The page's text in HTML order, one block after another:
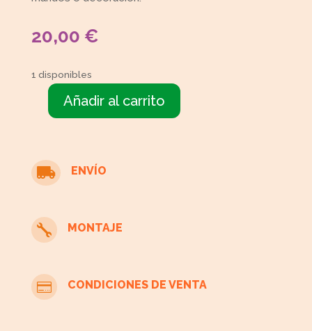
20,00 €
1 disponibles
Mesa
cantidad
Añadir al carrito
 ENVÍO
 MONTAJE
 CONDICIONES DE VENTA